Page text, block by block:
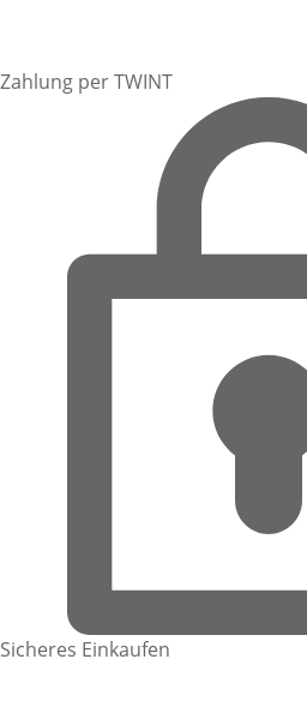
Zahlung per TWINT
Sicheres Einkaufen